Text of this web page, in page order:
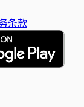
条款